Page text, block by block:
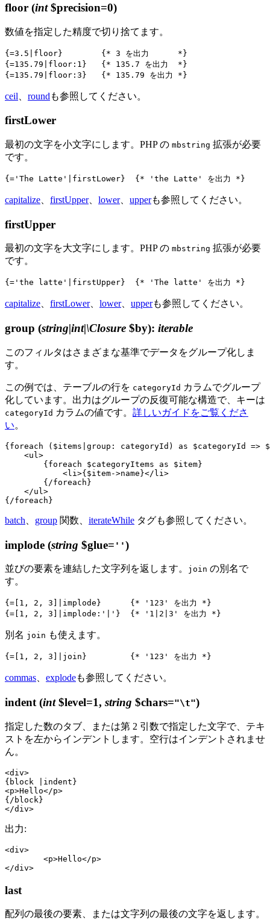
floor (int$precision=0)
数値を指定した精度で切り捨てます。
{=3.5|floor}        {* 3 を出力      *}
{=135.79|floor:1}   {* 135.7 を出力  *}
ceil round も参照してください。
firstLower
最初の文字を小文字にします。PHP の mbstring 拡張が必要
です。
capitalize firstUpper、 lower、 upperも参照してください。
firstUpper
最初の文字を大文字にします。PHP の mbstring 拡張が必要
です。
capitalize、 firstLower、 lower、 upperも参照してください。
group (string|int|\Closure $by): iterable
このフィルタはさまざまな基準でデータをグループ化しま
す。
この例では、テーブルの行を categoryId カラムでグループ
化しています。出力はグループの反復可能な構造で、キーは
categoryId カラムの値です。 詳しいガイドをご覧くださ
い。
{foreach ($items|group: categoryId) as $categoryId =>
    <ul>
        {foreach $categoryItems as $item}
            <li>{$item->name}</li>
        {/foreach}
    </ul>
batch group 関数、 iterateWhile タグも参照してください。
implode (string $glue= '')
並びの要素を連結した文字列を返します。 join の別名で
す。
{=[1, 2, 3]|implode}      {* '123' を出力 *}
別名 join も使えます。
commas explodeも参照してください。
indent (int$level=1, string $chars="\t")
指定した数のタブ、または第 2 引数で指定した文字で、テキ
ストを左からインデントします。空行はインデントされませ
ん。
<div>
{block |indent}
<p>Hello</p>
{/block}
出力:
<div>
last
配列の最後の要素、または文字列の最後の文字を返します。